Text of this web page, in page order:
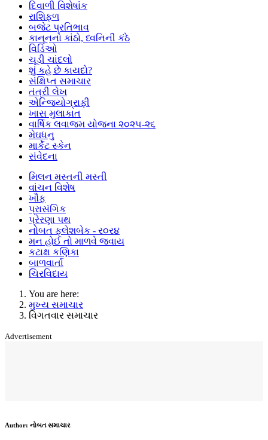
દિવાળી વિશેષાંક
રાશિફળ
બજેટ પ્રતિભાવ
કાનૂનનો કાંઠો, ધ્વનિની કંઠે
વિડિઓ
ચૂડી ચાંદલો
શું કહે છે કાયદો?
સંક્ષિપ્ત સમાચાર
તંત્રી લેખ
એન્જિયોગ્રાફી
ખાસ મુલાકાત
વાર્ષિક લવાજમ યોજના ૨૦૨૫-૨૬
મેઘધનુ
માર્કેટ સ્કેન
સંવેદના
મિલન મસ્તની મસ્તી
વાંચન વિશેષ
ખૌફ
પ્રાસંગિક
પ્રેરણા પથ
નોબત ફ્લેશબેક - ર૦ર૪
મન હોઈ તો માળવે જવાય
કટાક્ષ કણિકા
બાળવાર્તા
ચિરવિદાય
You are here:
મુખ્ય સમાચાર
વિગતવાર સમાચાર
Advertisement
Author: નોબત સમાચાર